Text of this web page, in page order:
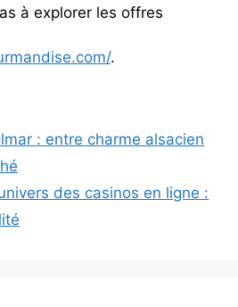
à explorer les offres
.
: entre charme alsacien
des casinos en ligne :